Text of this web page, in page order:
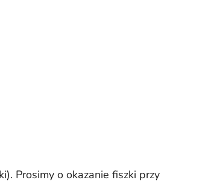
Prosimy o okazanie fiszki przy